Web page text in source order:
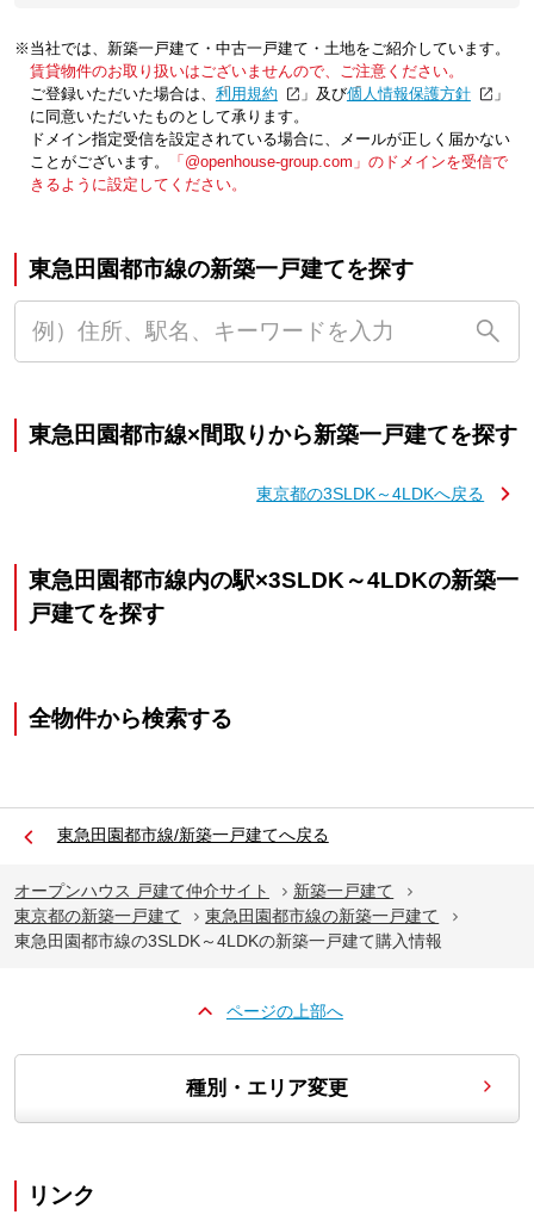
※当社では、新築一戸建て・中古一戸建て・土地をご紹介しています。
賃貸物件のお取り扱いはございませんので、ご注意ください。
ご登録いただいた場合は、「利用規約 」及び「個人情報保護方針
」
に同意いただいたものとして承ります。
ドメイン指定受信を設定されている場合に、メールが正しく届かない
ことがございます。
「@openhouse-group.com」のドメインを受信で
きるように設定してください。
東急田園都市線の新築一戸建てを探す
東急田園都市線×間取りから新築一戸建てを探す
東京都の3SLDK～4LDKへ戻る
東急田園都市線内の駅×3SLDK～4LDKの新築一
戸建てを探す
全物件から検索する
東急田園都市線/新築一戸建てへ戻る
オープンハウス 戸建て仲介サイト
新築一戸建て
東京都の新築一戸建て
東急田園都市線の新築一戸建て
東急田園都市線の3SLDK～4LDKの新築一戸建て購入情報
ページの上部へ
種別・エリア変更
リンク